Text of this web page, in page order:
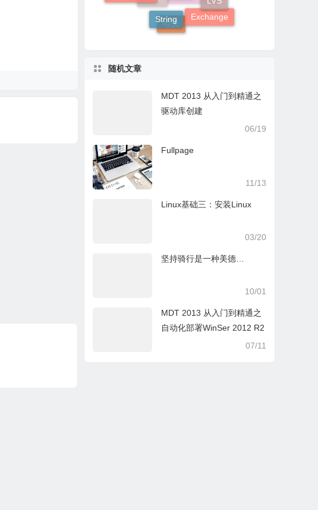
MDT 2013
MDT
Exchange
今天
String
随机文章
MDT 2013 从入门到精通之
驱动库创建
06/19
Fullpage
11/13
Linux基础三：安装Linux
03/20
坚持骑行是一种美德…
10/01
MDT 2013 从入门到精通之
自动化部署WinSer 2012 R2
07/11